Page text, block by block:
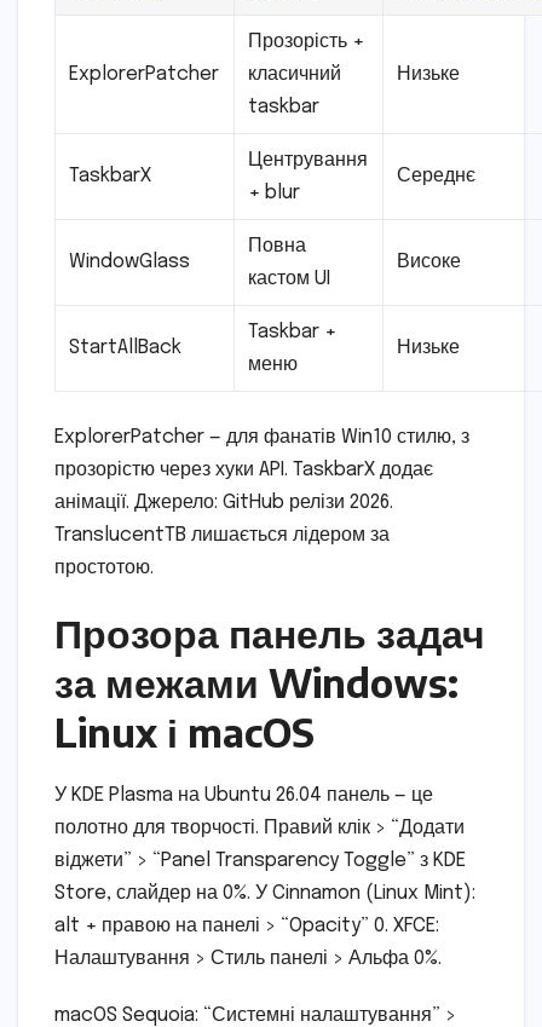
ExplorerPatcher
Прозорість +
класичний
taskbar
Низьке
TaskbarX
Центрування
+ blur
Середнє
WindowGlass
Повна
кастом UI
Високе
StartAllBack
Taskbar +
меню
Низьке
ExplorerPatcher — для фанатів Win10 стилю, з
прозорістю через хуки API. TaskbarX додає
анімації. Джерело: GitHub релізи 2026.
TranslucentTB лишається лідером за
простотою.
Прозора панель задач
за межами Windows:
Linux і macOS
У KDE Plasma на Ubuntu 26.04 панель — це
полотно для творчості. Правий клік > “Додати
віджети” > “Panel Transparency Toggle” з KDE
Store, слайдер на 0%. У Cinnamon (Linux Mint):
alt + правою на панелі > “Opacity” 0. XFCE:
Налаштування > Стиль панелі > Альфа 0%.
macOS Sequoia: “Системні налаштування” >